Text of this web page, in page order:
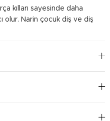
kılları sayesinde daha
olur. Narin çocuk diş ve diş
kısa vuruşlarla ileri geri
ulaşmak için dik